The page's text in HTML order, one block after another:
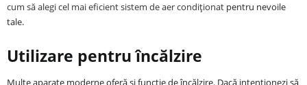
cum să alegi cel mai eficient sistem de aer condiționat pentru nevoile
tale.
Utilizare pentru încălzire
Multe aparate moderne oferă și funcție de încălzire. Dacă intenționezi să